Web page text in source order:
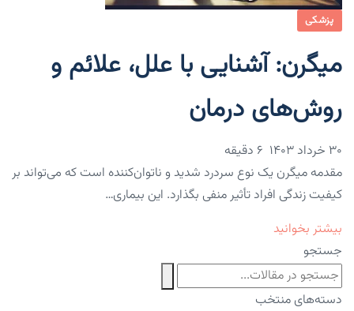
پزشکی
میگرن: آشنایی با علل، علائم و
روش‌های درمان
۳۰ خرداد ۱۴۰۳
مقدمه میگرن یک نوع سردرد شدید و ناتوان‌کننده است که می‌تواند بر
کیفیت زندگی افراد تأثیر منفی بگذارد. این بیماری…
بیشتر بخوانید
جستجو
دسته‌های منتخب